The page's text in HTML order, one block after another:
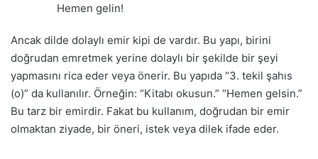
Hemen gelin!
Ancak dilde dolaylı emir kipi de vardır. Bu yapı, birini
doğrudan emretmek yerine dolaylı bir şekilde bir şeyi
yapmasını rica eder veya önerir. Bu yapıda “3. tekil şahıs
(o)” da kullanılır. Örneğin: “Kitabı okusun.” “Hemen gelsin.”
Bu tarz bir emirdir. Fakat bu kullanım, doğrudan bir emir
olmaktan ziyade, bir öneri, istek veya dilek ifade eder.